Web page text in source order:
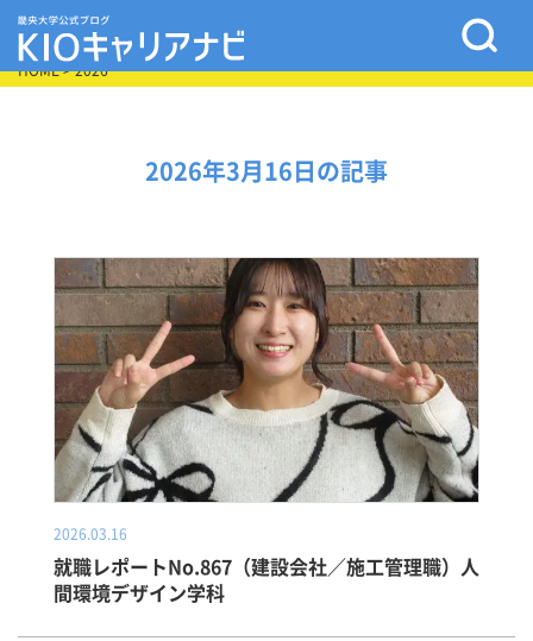
HOME> 2026
2026年3月16日の記事
2026.03.16
就職レポートNo.867（建設会社／施工管理職）人
間環境デザイン学科